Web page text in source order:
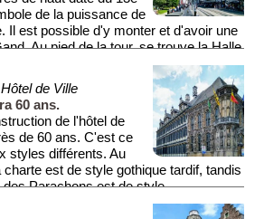
de la puissance de
Il est possible d'y monter et d'avoir une
Au pied de la tour, se trouve la Halle
15e siècle. C'est ici que l'on vendait et
Hôtel de Ville
60 ans.
de l'hôtel de
de 60 ans. C'est ce
styles différents. Au
est de style gothique tardif, tandis
Parachons est de style